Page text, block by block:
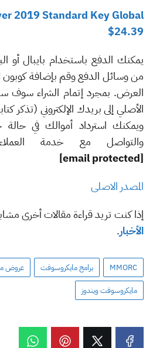
2019 Standard Key Global
$24.39
يمكنك الدفع باستخدام بايبال أو
من وسائل الدفع وقم بإضافة كوبون
العرض. بمجرد إتمام الشراء سوف
الأصلي إلى بريدك الإلكتروني (تذكر
ويمكنك استرداد أموالك في
والتواصل مع خدمة
[email protected]
المصدر الاصلى
إذا كنت تريد قراءة مقالات أخرى
الأخبار.
MMORC برامج مايكروسوفت عروض
مايكروسوفت ويندوز